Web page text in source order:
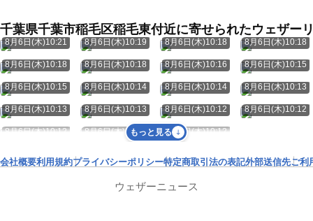
千葉県千葉市稲毛区稲毛東付近に寄せられたウェザー
8月6日(木)10:21 8月6日(木)10:19 8月6日(木)10:18 8月6日(木)10:18
8月6日(木)10:18 8月6日(木)10:18 8月6日(木)10:16 8月6日(木)10:15
8月6日(木)10:15 8月6日(木)10:14 8月6日(木)10:14 8月6日(木)10:13
8月6日(木)10:13 8月6日(木)10:13 8月6日(木)10:12 8月6日(木)10:12
8月6日(木)10:12 8月6日(木)10:12 8月6日(木)10:12
もっと見る
会社概要利用規約プライバシーポリシー特定商取引法の表記外部送信先ご利
ウェザーニュース